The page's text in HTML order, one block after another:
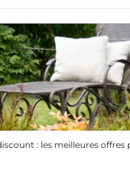
: les meilleures offres